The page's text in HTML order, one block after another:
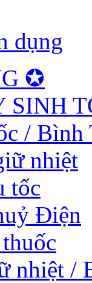
dụng
✪
/ Bình
nhiệt
tốc
Điện
nhiệt /